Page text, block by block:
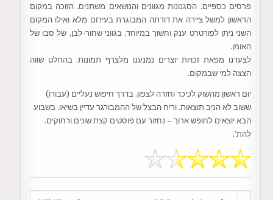
פרסים כספיים. הסגנונות מגוונים והנושאים משתנים. הזוכה במקום
הראשון למשל ציירה את דודתה המבוגרת בעירום מלא ואילו המקום
השני ניתן לפורטרט ענק וחשוך במיוחד, בגווני שחור-לבן, של סבו של
האומן.
לצערנו מפאת זכויות יוצרים נמנענו מלצרף תמונות. בהחלט שווה
הצצה למי שבמקום.
יום ראשון מהשוק לכיכר וחזרה לצפון. בדרך חיפוש נעליים (עבורו)
ששוב לא הניב תוצאות. וריח הבצל של ההמבורגר עדיין בשיאו. בשבוע
הבא יוצאים לחופש ארוך – נחזור עם פוסטים קצת שונים ורחוקים.
להת’.